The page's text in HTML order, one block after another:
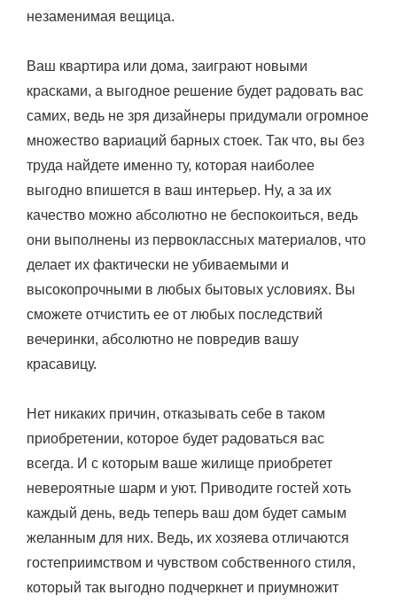
незаменимая вещица.
Ваш квартира или дома, заиграют новыми
красками, а выгодное решение будет радовать вас
самих, ведь не зря дизайнеры придумали огромное
множество вариаций барных стоек. Так что, вы без
труда найдете именно ту, которая наиболее
выгодно впишется в ваш интерьер. Ну, а за их
качество можно абсолютно не беспокоиться, ведь
они выполнены из первоклассных материалов, что
делает их фактически не убиваемыми и
высокопрочными в любых бытовых условиях. Вы
сможете отчистить ее от любых последствий
вечеринки, абсолютно не повредив вашу
красавицу.
Нет никаких причин, отказывать себе в таком
приобретении, которое будет радоваться вас
всегда. И с которым ваше жилище приобретет
невероятные шарм и уют. Приводите гостей хоть
каждый день, ведь теперь ваш дом будет самым
желанным для них. Ведь, их хозяева отличаются
гостеприимством и чувством собственного стиля,
который так выгодно подчеркнет и приумножит